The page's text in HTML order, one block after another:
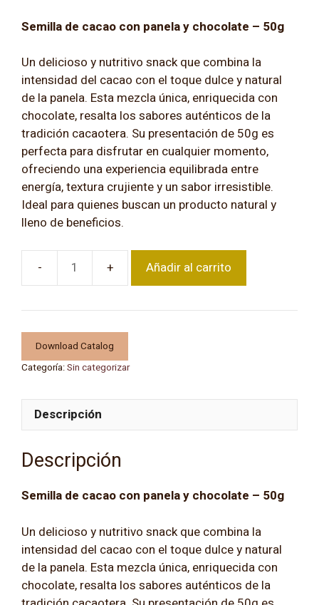
Semilla de cacao con panela y chocolate – 50g
Un delicioso y nutritivo snack que combina la
intensidad del cacao con el toque dulce y natural
de la panela. Esta mezcla única, enriquecida con
chocolate, resalta los sabores auténticos de la
tradición cacaotera. Su presentación de 50g es
perfecta para disfrutar en cualquier momento,
ofreciendo una experiencia equilibrada entre
energía, textura crujiente y un sabor irresistible.
Ideal para quienes buscan un producto natural y
lleno de beneficios.
Semilla
cacao
con
y
-
cantidad
Añadir al carrito
Download Catalog
Categoría:Sin categorizar
Descripción
Descripción
Semilla de cacao con panela y chocolate – 50g
Un delicioso y nutritivo snack que combina la
intensidad del cacao con el toque dulce y natural
de la panela. Esta mezcla única, enriquecida con
chocolate, resalta los sabores auténticos de la